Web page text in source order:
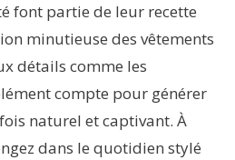
font partie de leur recette
minutieuse des vêtements
détails comme les
compte pour générer
naturel et captivant. À
dans le quotidien stylé